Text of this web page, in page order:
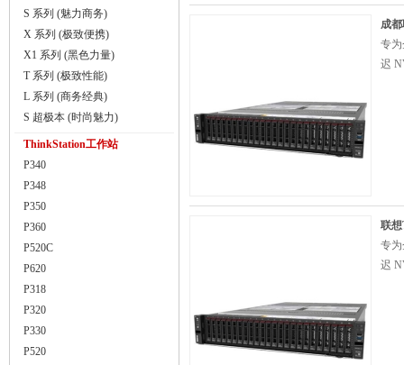
S 系列 (魅力商务)
X 系列 (极致便携)
X1 系列 (黑色力量)
T 系列 (极致性能)
L 系列 (商务经典)
S 超极本 (时尚魅力)
ThinkStation工作站
P340
P348
P350
P360
P520C
P620
P318
P320
P330
P520
成
专
迟
联
专
迟